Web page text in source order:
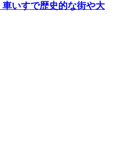
いすで歴史的な街や大